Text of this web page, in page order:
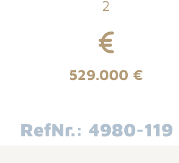
2
529.000 €
RefNr.: 4980-119